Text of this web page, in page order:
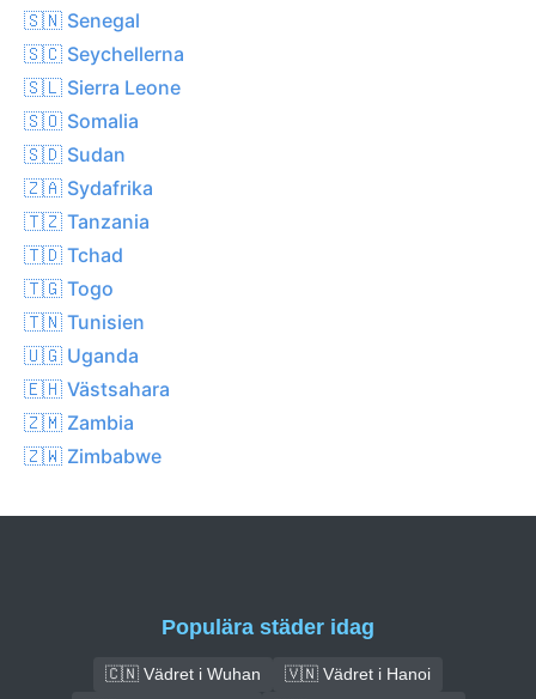
🇸🇳 Senegal
🇸🇨 Seychellerna
🇸🇱 Sierra Leone
🇸🇴 Somalia
🇸🇩 Sudan
🇿🇦 Sydafrika
🇹🇿 Tanzania
🇹🇩 Tchad
🇹🇬 Togo
🇹🇳 Tunisien
🇺🇬 Uganda
🇪🇭 Västsahara
🇿🇲 Zambia
🇿🇼 Zimbabwe
Populära städer idag
🇨🇳 Vädret i Wuhan
🇻🇳 Vädret i Hanoi